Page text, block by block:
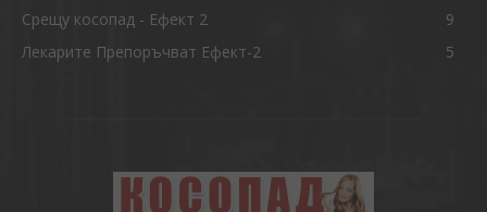
Срещу косопад - Ефект 2
9
Лекарите Препоръчват Ефект-2
5